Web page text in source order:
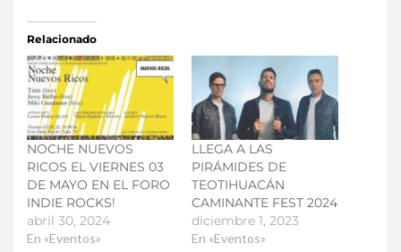
Relacionado
NOCHE NUEVOS
RICOS EL VIERNES 03
DE MAYO EN EL FORO
INDIE ROCKS!
abril 30, 2024
En «Eventos»
LLEGA A LAS
PIRÁMIDES DE
TEOTIHUACÁN
CAMINANTE FEST 2024
diciembre 1, 2023
En «Eventos»